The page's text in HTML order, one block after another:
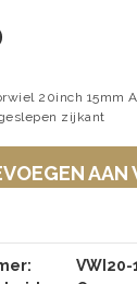
20inch 15mm
zijkant
AAN
VWI20-